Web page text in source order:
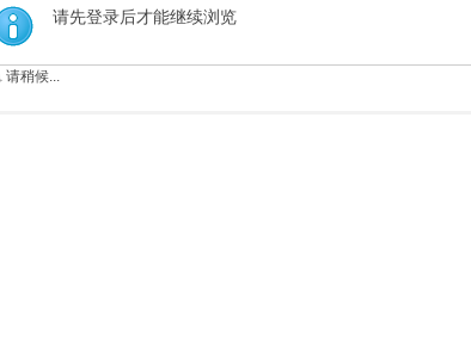
索
请先登录后才能继续浏览
请稍候...